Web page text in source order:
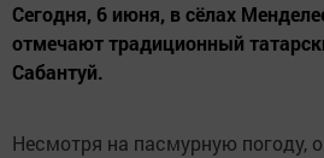
Сегодня, 6 июня, в сёлах
отмечают традиционный
Сабантуй.
Несмотря на пасмурную погоду,